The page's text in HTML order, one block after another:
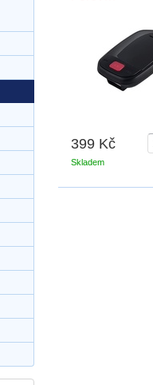
399 Kč
Skladem